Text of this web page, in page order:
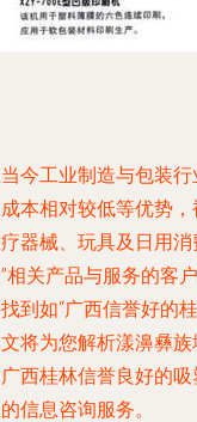
今工业制造与包装
本相对较低等优势
器械、玩具及日用
相关产品与服务的客
到如“广西信誉好的
将为您解析漾濞彝
西桂林信誉良好的
信息咨询服务。